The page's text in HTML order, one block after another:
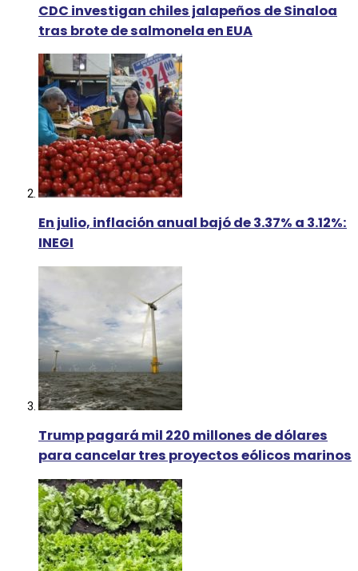
CDC investigan chiles jalapeños de Sinaloa
tras brote de salmonela en EUA
En julio, inflación anual bajó de 3.37% a 3.12%:
INEGI
Trump pagará mil 220 millones de dólares
para cancelar tres proyectos eólicos marinos